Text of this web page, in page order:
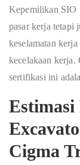
Kepemilikan SIO
pasar kerja tetapi
keselamatan
kecelakaan kerja.
sertifikasi ini
Estimasi
Cigma